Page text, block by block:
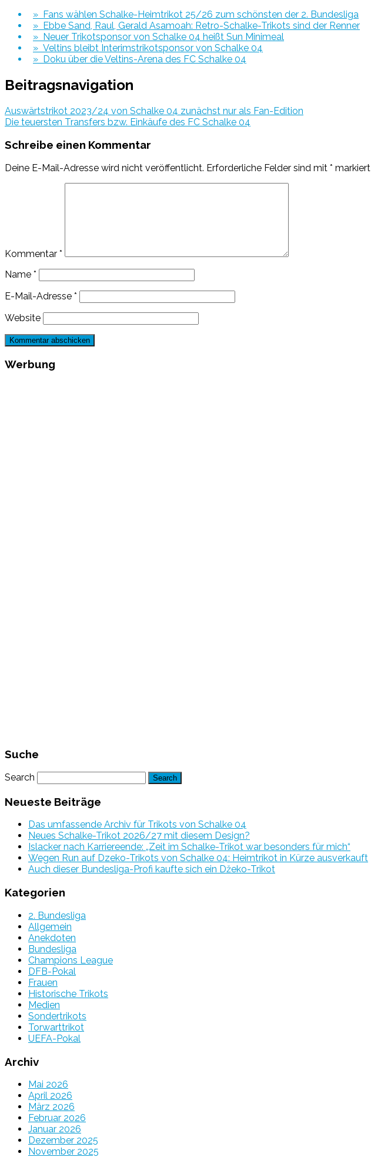
» Fans wählen Schalke-Heimtrikot 25/26 zum schönsten der 2. Bundesliga
» Ebbe Sand, Raul, Gerald Asamoah: Retro-Schalke-Trikots sind der Renner
» Neuer Trikotsponsor von Schalke 04 heißt Sun Minimeal
» Veltins bleibt Interimstrikotsponsor von Schalke 04
» Doku über die Veltins-Arena des FC Schalke 04
Beitragsnavigation
Auswärtstrikot 2023/24 von Schalke 04 zunächst nur als Fan-Edition
Die teuersten Transfers bzw. Einkäufe des FC Schalke 04
Schreibe einen Kommentar
Deine E-Mail-Adresse wird nicht veröffentlicht. Erforderliche Felder sind mit * markiert
Kommentar *
Name *
E-Mail-Adresse *
Website
Werbung
Suche
Search
Neueste Beiträge
Das umfassende Archiv für Trikots von Schalke 04
Neues Schalke-Trikot 2026/27 mit diesem Design?
Islacker nach Karriereende: „Zeit im Schalke-Trikot war besonders für mich“
Wegen Run auf Dzeko-Trikots von Schalke 04: Heimtrikot in Kürze ausverkauft
Auch dieser Bundesliga-Profi kaufte sich ein Džeko-Trikot
Kategorien
2. Bundesliga
Allgemein
Anekdoten
Bundesliga
Champions League
DFB-Pokal
Frauen
Historische Trikots
Medien
Sondertrikots
Torwarttrikot
UEFA-Pokal
Archiv
Mai 2026
April 2026
März 2026
Februar 2026
Januar 2026
Dezember 2025
November 2025